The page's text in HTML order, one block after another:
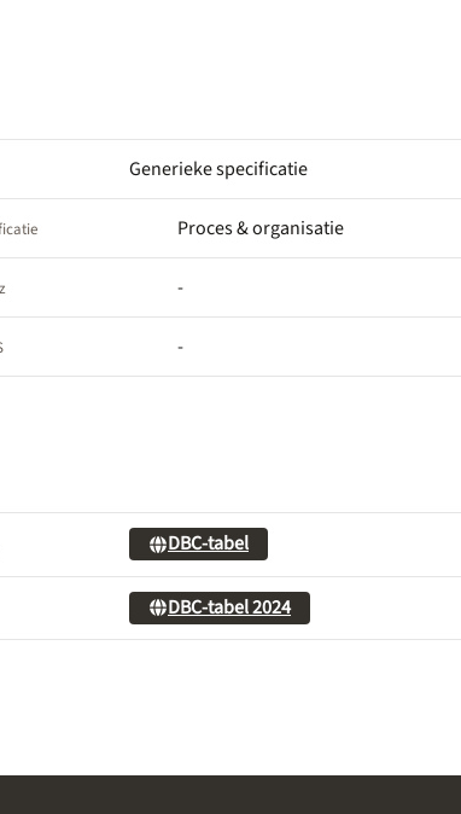
Generieke specificatie
Proces & organisatie
-
-
DBC-tabel
DBC-tabel 2024